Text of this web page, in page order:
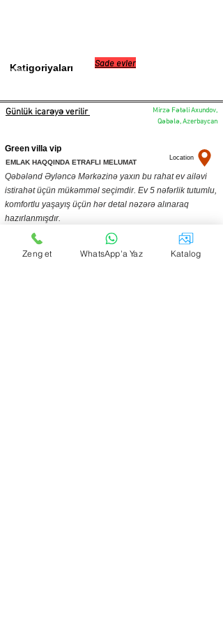
Katigoriyaları
0505334948
Sade evler
Günlük icarəyə verilir
Mirzə Fətəli Axundov,
Qəbələ, Azerbaycan
Green villa vip
EMLAK HAQQINDA ETRAFLI MELUMAT
Location
Qəbələnd Əyləncə Mərkəzinə yaxın bu rahat ev ailəvi
istirahət üçün mükəmməl seçimdir. Ev 5 nəfərlik tutumlu,
komfortlu yaşayış üçün hər detal nəzərə alınaraq
hazırlanmışdır.
Evin təchizatı:
Otaqlar: 2 yataq otağı:
Zeng et WhatsApp'a Yaz Katalog